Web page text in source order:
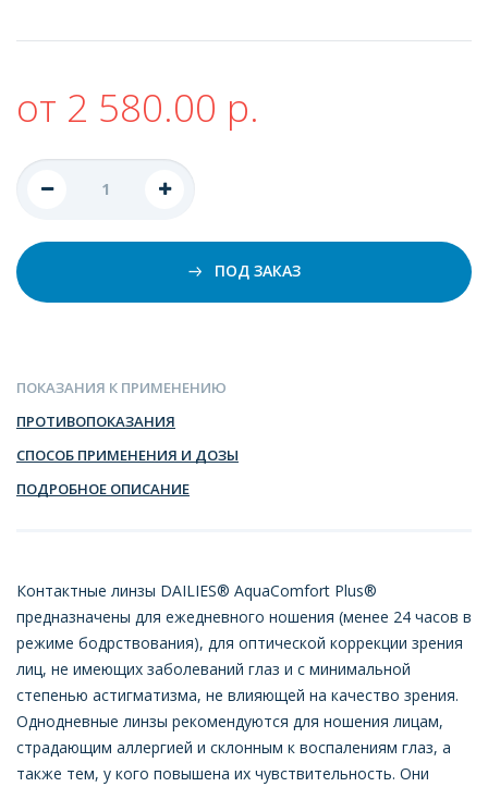
от 2 580.00 р.
ПОД ЗАКАЗ
ПОКАЗАНИЯ К ПРИМЕНЕНИЮ
ПРОТИВОПОКАЗАНИЯ
СПОСОБ ПРИМЕНЕНИЯ И ДОЗЫ
ПОДРОБНОЕ ОПИСАНИЕ
Контактные линзы DAILIES® AquaComfort Plus®
предназначены для ежедневного ношения (менее 24 часов в
режиме бодрствования), для оптической коррекции зрения
лиц, не имеющих заболеваний глаз и с минимальной
степенью астигматизма, не влияющей на качество зрения.
Однодневные линзы рекомендуются для ношения лицам,
страдающим аллергией и склонным к воспалениям глаз, а
также тем, у кого повышена их чувствительность. Они